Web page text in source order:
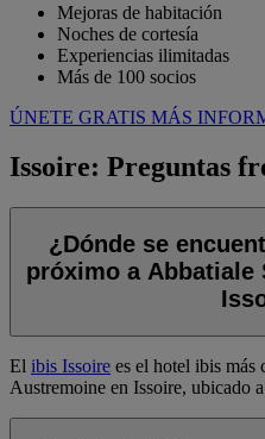
Mejoras de habitación
Noches de cortesía
Experiencias ilimitadas
Más de 100 socios
ÚNETE GRATIS MÁS
Issoire: Preguntas
¿Dónde se
próximo a Abbatiale
El ibis Issoire es el hotel ibis más
Austremoine en Issoire, ubicado